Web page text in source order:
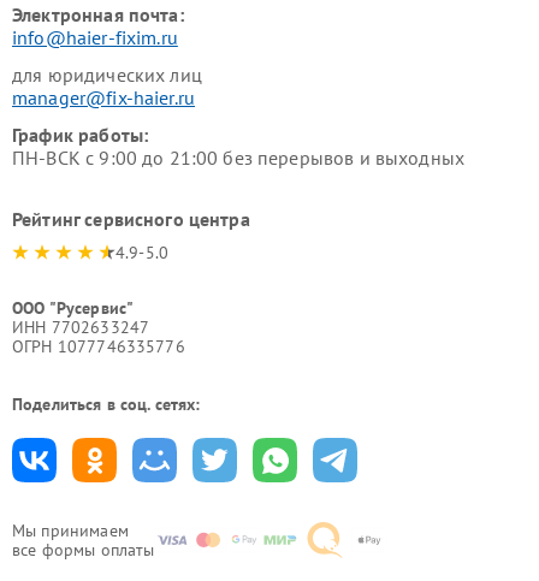
Мы принимаем
все формы оплаты
Электронная почта:
info@haier-fixim.ru
для юридических лиц
manager@fix-haier.ru
График работы:
ПН-ВСК с 9:00 до 21:00 без перерывов и выходных
Рейтинг сервисного центра
4.9-5.0
ООО "Русервис"
ИНН 7702633247
ОГРН 1077746335776
Поделиться в соц. сетях: